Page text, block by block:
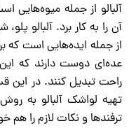
آلبالو از جمله میوه‌هایی
آن را به کار برد. آلبالو پلو،
از جمله ایده‌هایی است که
عده‌ای دوست دارند که
راحت تبدیل کنند. در این
تهیه لواشک آلبالو به
ترفندها و نکات لازم را هم